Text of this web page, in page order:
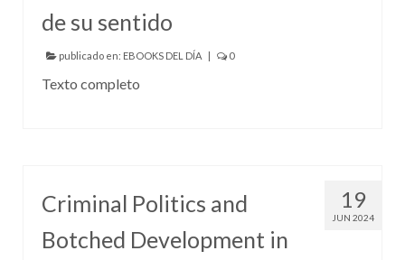
de su sentido
publicado en: EBOOKS DEL DÍA | 0
Texto completo
19
JUN 2024
Criminal Politics and
Botched Development in